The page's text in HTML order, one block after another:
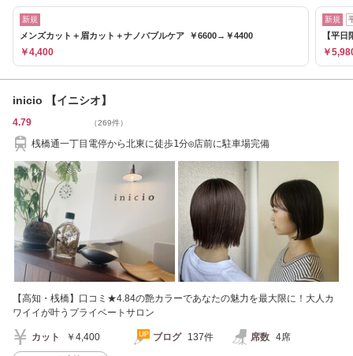
新規
メンズカット＋眉カット＋ナノバブルケア ￥6600→￥4400
￥4,400
新規
【平
￥
inicio 【イニシオ】
4.79 （269件）
桟橋通一丁目電停から北東に徒歩1分◎店前に駐車場完備
【高知・桟橋】口コミ★4.84の艶カラーであなたの魅力を最大限に！大人カ
ワイイが叶うプライベートサロン
カット ￥4,400 ブログ 137件 席数 4席